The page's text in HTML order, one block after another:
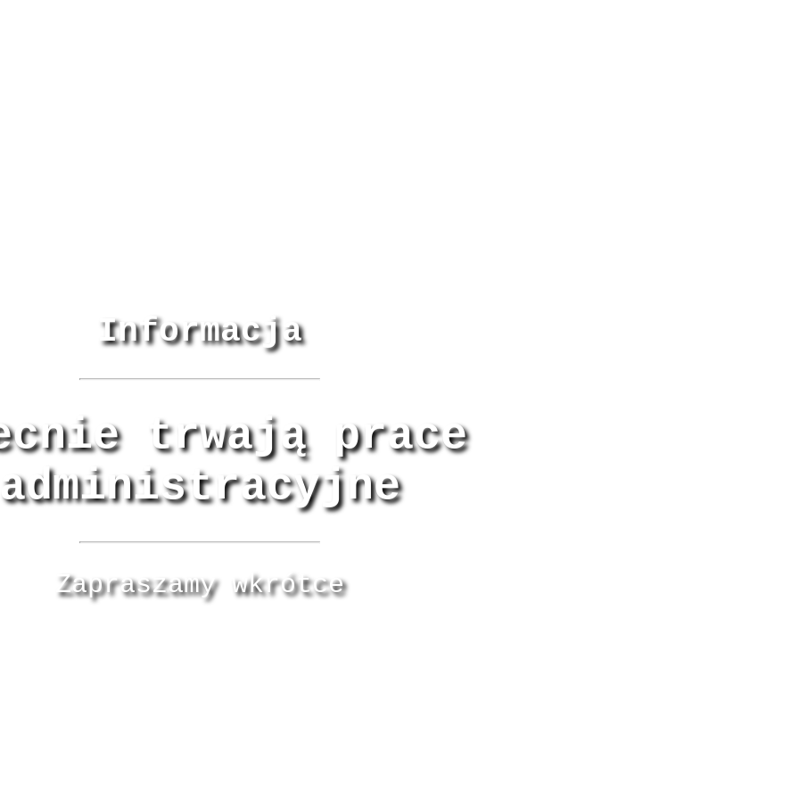
Informacja
trwają prace
administracyjne
Zapraszamy wkrótce